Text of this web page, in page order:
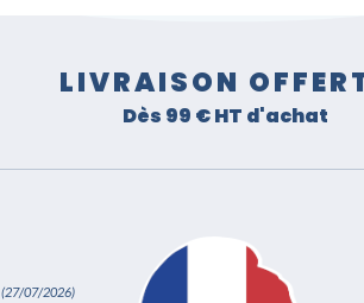
LIVRAISON
Dès 99 € HT d'achat
(27/07/2026)